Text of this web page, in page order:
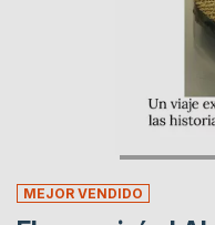
MEJOR VENDIDO